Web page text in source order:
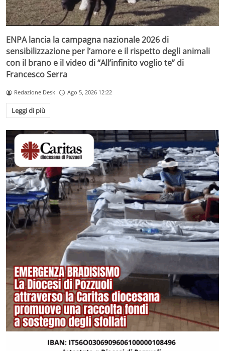
ENPA lancia la campagna nazionale 2026 di
sensibilizzazione per l’amore e il rispetto degli animali
con il brano e il video di “All’infinito voglio te” di
Francesco Serra
Redazione Desk Ago 5, 2026 12:22
Leggi di più